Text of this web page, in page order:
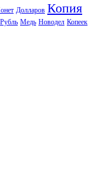
Долларов Копия
Рубль Медь Новодел Копеек